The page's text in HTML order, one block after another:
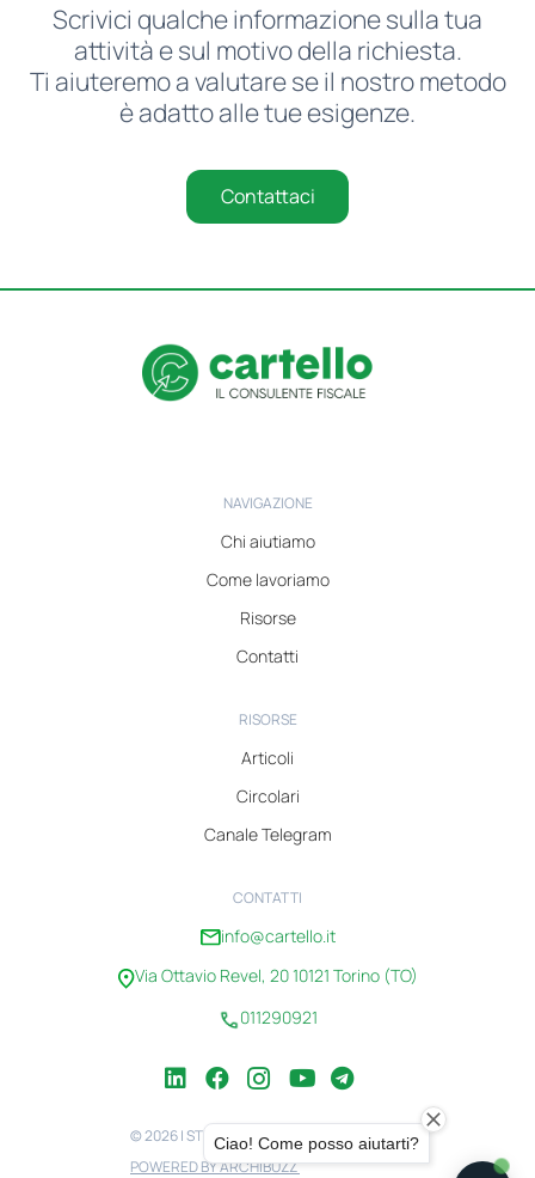
Scrivici qualche informazione sulla tua
attività e sul motivo della richiesta.
Ti aiuteremo a valutare se il nostro metodo
è adatto alle tue esigenze.
Contattaci
NAVIGAZIONE
Chi aiutiamo
Come lavoriamo
Risorse
Contatti
RISORSE
Articoli
Circolari
Canale Telegram
CONTATTI
info@cartello.it
Via Ottavio Revel, 20 10121 Torino (TO)
011290921
© 2026 | STUDIO CARTELLO | 08100750010
POWERED BY ARCHIBUZZ